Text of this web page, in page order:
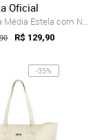
Oficial
Bolsa Feminina Média Estela com Necessai...
R$ 129,90
-35%